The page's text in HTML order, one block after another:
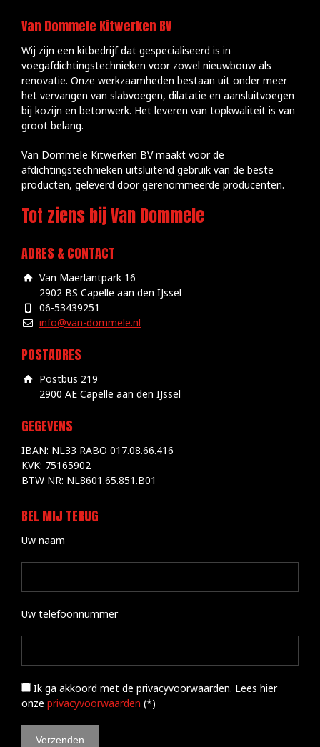
Van Dommele Kitwerken BV
Wij zijn een kitbedrijf dat gespecialiseerd is in
voegafdichtingstechnieken voor zowel nieuwbouw als
renovatie. Onze werkzaamheden bestaan uit onder meer
het vervangen van slabvoegen, dilatatie en aansluitvoegen
bij kozijn en betonwerk. Het leveren van topkwaliteit is van
groot belang.
Van Dommele Kitwerken BV maakt voor de
afdichtingstechnieken uitsluitend gebruik van de beste
producten, geleverd door gerenommeerde producenten.
Tot ziens bij Van Dommele
ADRES & CONTACT
Van Maerlantpark 16
2902 BS Capelle aan den IJssel
06-53439251
info@van-dommele.nl
POSTADRES
Postbus 219
2900 AE Capelle aan den IJssel
GEGEVENS
IBAN: NL33 RABO 017.08.66.416
KVK: 75165902
BTW NR: NL8601.65.851.B01
BEL MIJ TERUG
Uw naam
Uw telefoonnummer
Ik ga akkoord met de privacyvoorwaarden. Lees hier
onze privacyvoorwaarden (*)